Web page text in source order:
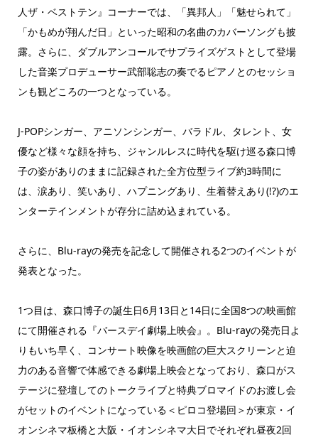
人ザ・ベストテン』コーナーでは、「異邦人」「魅せられて」
「かもめが翔んだ日」といった昭和の名曲のカバーソングも披
露。さらに、ダブルアンコールでサプライズゲストとして登場
した音楽プロデューサー武部聡志の奏でるピアノとのセッショ
ンも観どころの一つとなっている。
J-POPシンガー、アニソンシンガー、バラドル、タレント、女
優など様々な顔を持ち、ジャンルレスに時代を駆け巡る森口博
子の姿がありのままに記録された全方位型ライブ約3時間に
は、涙あり、笑いあり、ハプニングあり、生着替えあり(!?)のエ
ンターテインメントが存分に詰め込まれている。
さらに、Blu-rayの発売を記念して開催される2つのイベントが
発表となった。
1つ目は、森口博子の誕生日6月13日と14日に全国8つの映画館
にて開催される『バースデイ劇場上映会』。Blu-rayの発売日よ
りもいち早く、コンサート映像を映画館の巨大スクリーンと迫
力のある音響で体感できる劇場上映会となっており、森口がス
テージに登壇してのトークライブと特典ブロマイドのお渡し会
がセットのイベントになっている＜ピロコ登場回＞が東京・イ
オンシネマ板橋と大阪・イオンシネマ大日でそれぞれ昼夜2回